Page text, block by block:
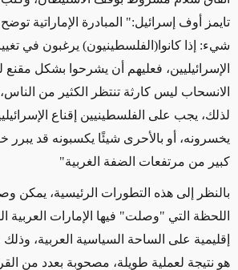
تايمز أوف إسرائيل:" المبادرة الإماراتية
شيء: إذا كانوا(الفلسطينيون) يرغبون في
الإسرائيليين، فعليهم أن يشرحوا بشكل مقنع
الانسحاب ليس كارثة تنتظر الكثير من
لذلك، يجب على الفلسطينيين إقناع
يخسرونه، أو بالأحرى شيئًا يكسبونه قد
كبير من مرتفعات الضفة الغربية"
اللحظة التي "وصلت" فيها الإمارات العربية
إقليمية على الساحة السياسية العربية،
هو نتيجة لعملية طويلة، مصحوبة بعدد من